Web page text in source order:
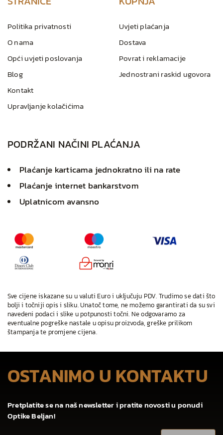
Politika privatnosti
O nama
Opći uvjeti poslovanja
Blog
Kontakt
Upravljanje kolačićima
Uvjeti plaćanja
Dostava
Povrat i reklamacije
Jednostrani raskid ugovora
PODRŽANI NAČINI PLAĆANJA
Plaćanje karticama jednokratno ili na rate
Plaćanje internet bankarstvom
Uplatnicom avansno
Sve cijene iskazane su u valuti Euro i uključuju PDV. Trudimo se dati što
bolji i točniji opis i sliku. Unatoč tome, ne možemo garantirati da su svi
navedeni podaci i slike u potpunosti točni. Ne odgovaramo za
eventualne pogreške nastale u opisu proizvoda, greške prilikom
štampanja te promjene cijena.
OSTANIMO U KONTAKTU
Pretplatite se na naš newsletter i pratite novosti u ponudi
Optike Beljan!